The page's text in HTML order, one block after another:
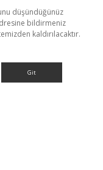
düşündüğünüz
bildirmeniz
kaldırılacaktır.